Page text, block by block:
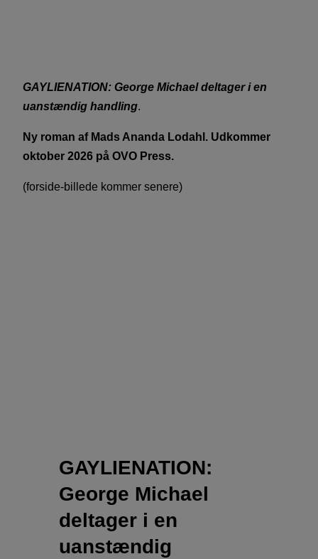
GAYLIENATION: George Michael deltager i en
uanstændig handling.
Ny roman af Mads Ananda Lodahl. Udkommer
oktober 2026 på OVO Press.
(forside-billede kommer senere)
GAYLIENATION:
George Michael
deltager i en
uanstændig